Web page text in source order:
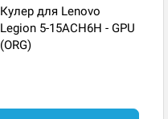
Кулер для Lenovo
Legion 5-15ACH6H - GPU
(ORG)